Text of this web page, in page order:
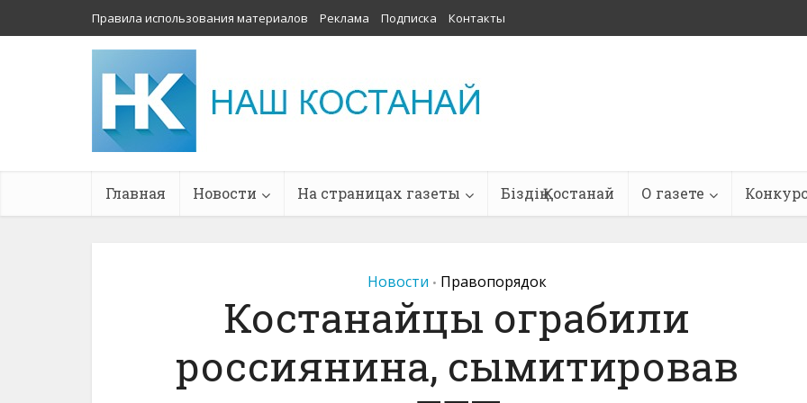
Правила использования материалов Реклама Подписка Контакты
Главная Новости На страницах газеты Біздің Қостанай О газете
Новости • Правопорядок
Костанайцы ограбили
россиянина, сымитировав